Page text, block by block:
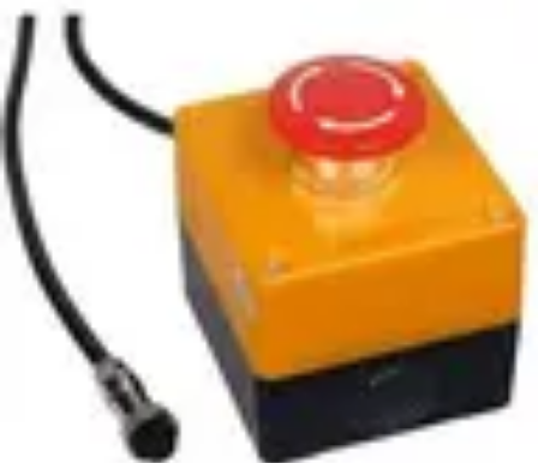
Urgence Alarme
Réaction en cas de déclenchement
réactivitéRéaction aux Urgences Réaction aux alarmes
Urgence Alarme